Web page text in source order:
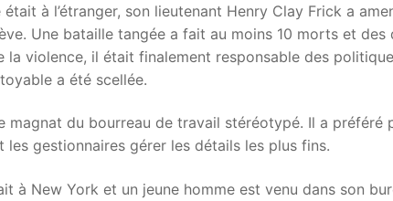
à l’étranger, son lieutenant Henry Clay Frick a
Une bataille tangée a fait au moins 10 morts et des
la violence, il était finalement responsable des
a été scellée.
magnat du bourreau de travail stéréotypé. Il a préféré
les gestionnaires gérer les détails les plus fins.
à New York et un jeune homme est venu dans son